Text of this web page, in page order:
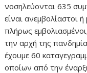
νοσηλεύονται 635
είναι ανεμβολίαστοι
πλήρως
την αρχή της
έχουμε 60
οποίων από την